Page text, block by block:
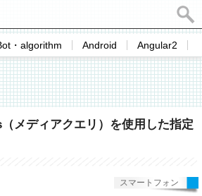
・algorithm Android Angular2
メディアクエリ）を使用した指定
スマートフォン